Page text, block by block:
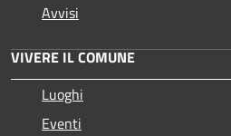
Avvisi
VIVERE IL COMUNE
Luoghi
Eventi